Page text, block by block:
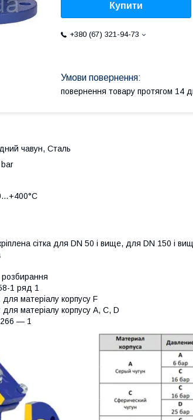
Купити
+380 (67) 321-94-73
повернення товару протягом 14
чавун, Сталь
bar
сітка для DN 50 і вище, для DN 150 і
1 ряд 1
матеріалу корпусу F
матеріалу корпусу A, C, D
— 1